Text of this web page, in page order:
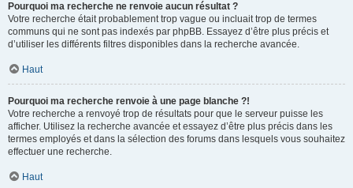
Pourquoi ma recherche ne renvoie aucun résultat ?
Votre recherche était probablement trop vague ou incluait trop de termes
communs qui ne sont pas indexés par phpBB. Essayez d’être plus précis et
d’utiliser les différents filtres disponibles dans la recherche avancée.
Haut
Pourquoi ma recherche renvoie à une page blanche ?!
Votre recherche a renvoyé trop de résultats pour que le serveur puisse les
afficher. Utilisez la recherche avancée et essayez d’être plus précis dans les
termes employés et dans la sélection des forums dans lesquels vous souhaitez
effectuer une recherche.
Haut